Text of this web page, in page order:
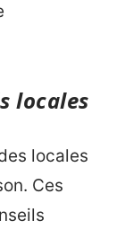
locales
locales
Ces